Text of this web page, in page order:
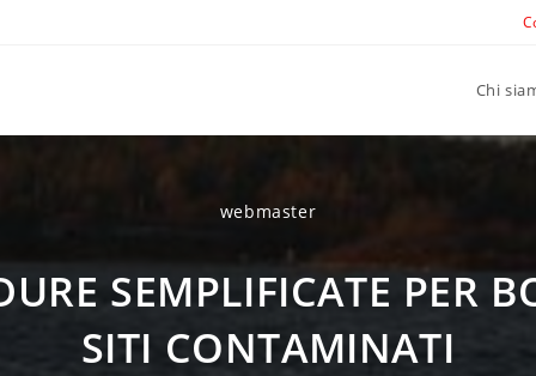
Chi
webmaster
SEMPLIFICATE PER
SITI CONTAMINATI